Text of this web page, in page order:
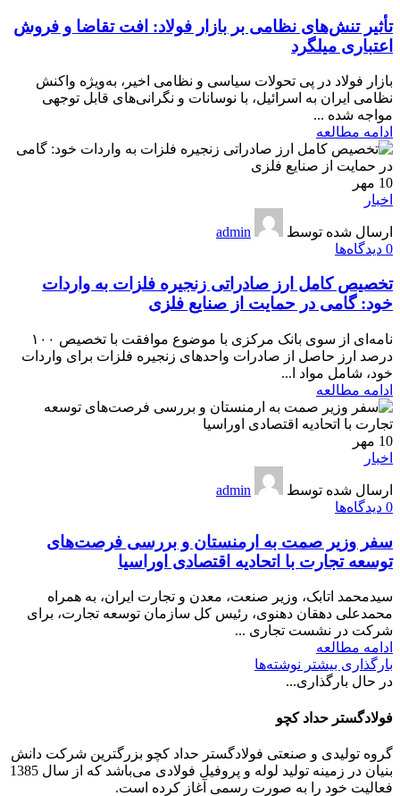
تأثیر تنش‌های نظامی بر بازار فولاد: افت تقاضا و فروش
اعتباری میلگرد
بازار فولاد در پی تحولات سیاسی و نظامی اخیر، به‌ویژه واکنش
نظامی ایران به اسرائیل، با نوسانات و نگرانی‌های قابل توجهی
مواجه شده ...
ادامه مطالعه
10 مهر
اخبار
ارسال شده توسط
admin
0 دیدگاه‌ها
تخصیص کامل ارز صادراتی زنجیره فلزات به واردات
خود: گامی در حمایت از صنایع فلزی
نامه‌ای از سوی بانک مرکزی با موضوع موافقت با تخصیص ۱۰۰
درصد ارز حاصل از صادرات واحدهای زنجیره فلزات برای واردات
خود، شامل مواد ا...
ادامه مطالعه
10 مهر
اخبار
ارسال شده توسط
admin
0 دیدگاه‌ها
سفر وزیر صمت به ارمنستان و بررسی فرصت‌های
توسعه تجارت با اتحادیه اقتصادی اوراسیا
سیدمحمد اتابک، وزیر صنعت، معدن و تجارت ایران، به همراه
محمدعلی دهقان دهنوی، رئیس کل سازمان توسعه تجارت، برای
شرکت در نشست تجاری ...
ادامه مطالعه
بارگذاری بیشتر نوشته‌ها
در حال بارگذاری...
فولادگستر حداد کچو
گروه تولیدی و صنعتی فولادگستر حداد کچو بزرگترین شرکت دانش
بنیان در زمینه تولید لوله و پروفیل فولادی می‌باشد که از سال 1385
فعالیت خود را به صورت رسمی آغاز کرده است.